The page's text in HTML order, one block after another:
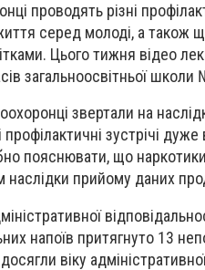
проводять різні
серед молоді, а також
Цього тижня відео
загальноосвітньої
звертали на
зустрічі
пояснювати, що
прийому даних
напоїв притягнуто 13
віку